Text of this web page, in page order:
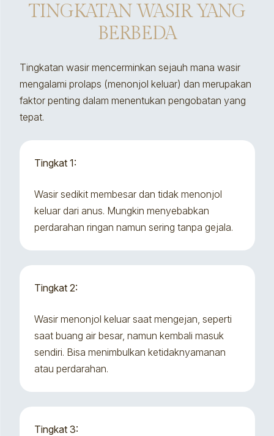
TINGKATAN WASIR YANG
BERBEDA
Tingkatan wasir mencerminkan sejauh mana wasir
mengalami prolaps (menonjol keluar) dan merupakan
faktor penting dalam menentukan pengobatan yang
tepat.
Tingkat 1:
Wasir sedikit membesar dan tidak menonjol
keluar dari anus. Mungkin menyebabkan
perdarahan ringan namun sering tanpa gejala.
Tingkat 2:
Wasir menonjol keluar saat mengejan, seperti
saat buang air besar, namun kembali masuk
sendiri. Bisa menimbulkan ketidaknyamanan
atau perdarahan.
Tingkat 3: